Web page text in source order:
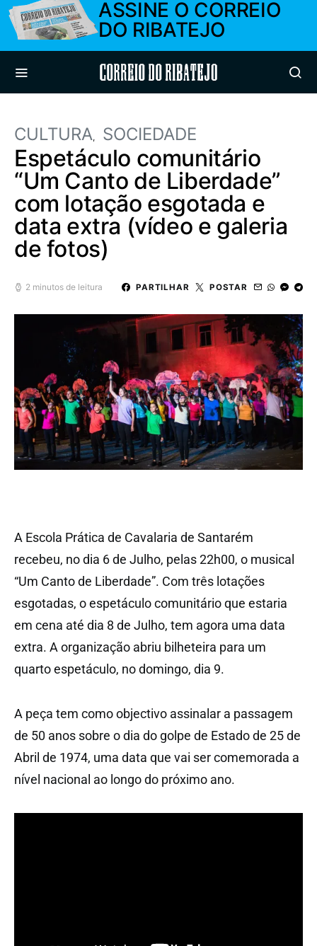
ASSINE O CORREIO
DO RIBATEJO
Correio do Ribatejo
CULTURA SOCIEDADE
Espetáculo comunitário
“Um Canto de Liberdade”
com lotação esgotada e
data extra (vídeo e galeria
de fotos)
2 minutos de leitura PARTILHAR POSTAR
A Escola Prática de Cavalaria de Santarém
recebeu, no dia 6 de Julho, pelas 22h00, o musical
“Um Canto de Liberdade”. Com três lotações
esgotadas, o espetáculo comunitário que estaria
em cena até dia 8 de Julho, tem agora uma data
extra. A organização abriu bilheteira para um
quarto espetáculo, no domingo, dia 9.
A peça tem como objectivo assinalar a passagem
de 50 anos sobre o dia do golpe de Estado de 25 de
Abril de 1974, uma data que vai ser comemorada a
nível nacional ao longo do próximo ano.